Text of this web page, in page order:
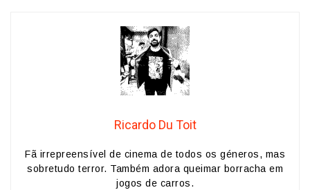
Ricardo Du Toit
Fã irrepreensível de cinema de todos os géneros, mas
sobretudo terror. Também adora queimar borracha em
jogos de carros.